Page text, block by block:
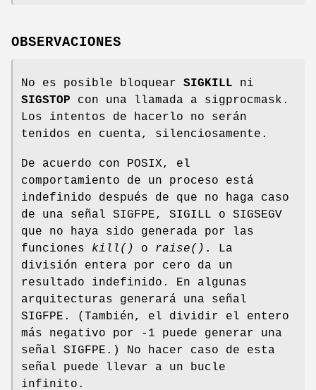
OBSERVACIONES
No es posible bloquear SIGKILL ni
SIGSTOP con una llamada a sigprocmask.
Los intentos de hacerlo no serán
tenidos en cuenta, silenciosamente.
De acuerdo con POSIX, el
comportamiento de un proceso está
indefinido después de que no haga caso
de una señal SIGFPE, SIGILL o SIGSEGV
que no haya sido generada por las
funciones kill() o raise() . La
división entera por cero da un
resultado indefinido. En algunas
arquitecturas generará una señal
SIGFPE. (También, el dividir el entero
más negativo por -1 puede generar una
señal SIGFPE.) No hacer caso de esta
señal puede llevar a un bucle
infinito.